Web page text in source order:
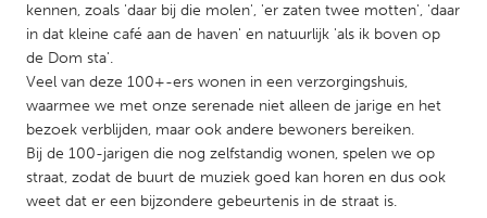
Kuala Lumpur
NETHERLANDS
Leiden
Rotterdam
Utrecht
kennen, zoals 'daar bij die molen', 'er zaten twee motten', 'daar
in dat kleine café aan de haven' en natuurlijk 'als ik boven op
de Dom sta'.
Veel van deze 100+-ers wonen in een verzorgingshuis,
waarmee we met onze serenade niet alleen de jarige en het
bezoek verblijden, maar ook andere bewoners bereiken.
Bij de 100-jarigen die nog zelfstandig wonen, spelen we op
straat, zodat de buurt de muziek goed kan horen en dus ook
weet dat er een bijzondere gebeurtenis in de straat is.